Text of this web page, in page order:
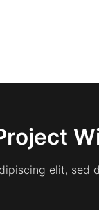
elit, sed